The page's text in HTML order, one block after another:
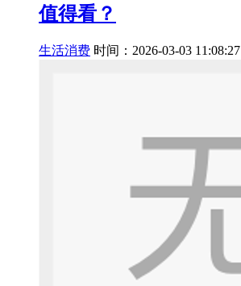
值得看？
生活消费 时间：2026-03-03 11:08:27